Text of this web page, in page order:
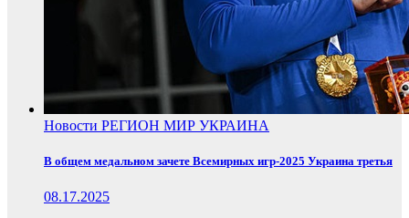
Новости РЕГИОН МИР УКРАИНА
В общем медальном зачете Всемирных игр-2025 Украина третья
08.17.2025